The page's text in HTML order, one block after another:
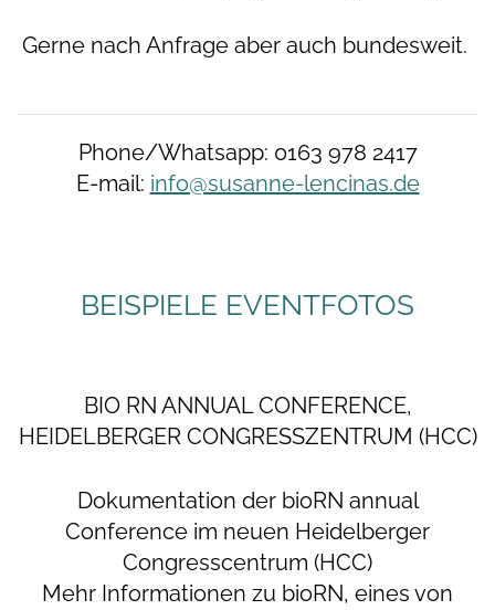
Gerne nach Anfrage aber auch bundesweit.
Phone/Whatsapp: 0163 978 2417
E-mail: info@susanne-lencinas.de
BEISPIELE EVENTFOTOS
BIO RN ANNUAL CONFERENCE,
HEIDELBERGER CONGRESSZENTRUM (HCC)
Dokumentation der bioRN annual
Conference im neuen Heidelberger
Congresscentrum (HCC)
Mehr Informationen zu bioRN, eines von